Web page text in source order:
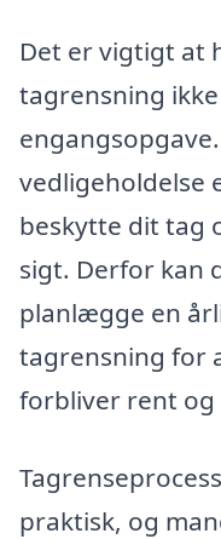
Det er vigtigt at
tagrensning
vedligeholdelse
beskytte dit tag
sigt. Derfor kan
planlægge en
tagrensning for
forbliver rent og
praktisk, og